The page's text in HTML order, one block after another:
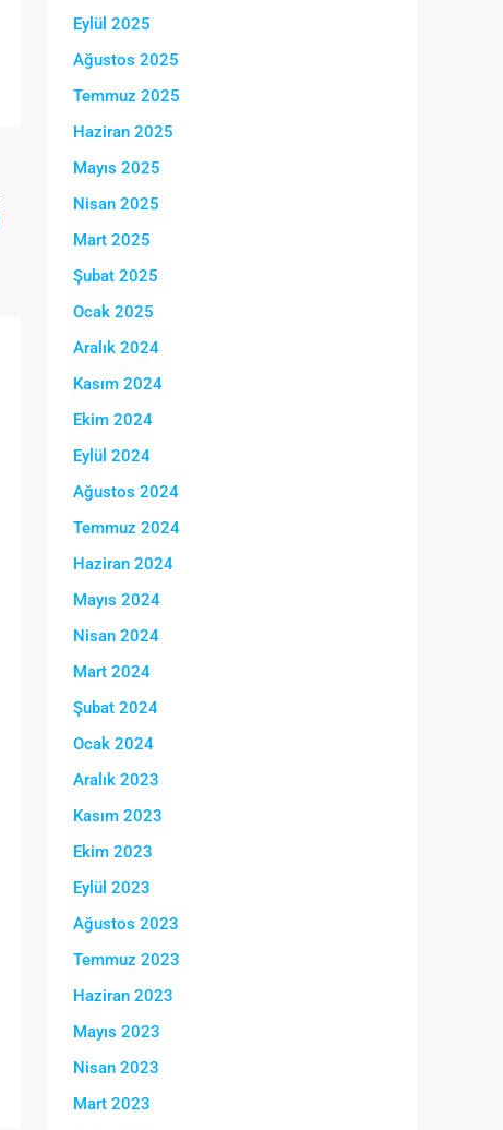
Eylül 2025
Ağustos 2025
Temmuz 2025
Haziran 2025
Mayıs 2025
Nisan 2025
Mart 2025
Şubat 2025
Ocak 2025
Aralık 2024
Kasım 2024
Ekim 2024
Eylül 2024
Ağustos 2024
Temmuz 2024
Haziran 2024
Mayıs 2024
Nisan 2024
Mart 2024
Şubat 2024
Ocak 2024
Aralık 2023
Kasım 2023
Ekim 2023
Eylül 2023
Ağustos 2023
Temmuz 2023
Haziran 2023
Mayıs 2023
Nisan 2023
Mart 2023